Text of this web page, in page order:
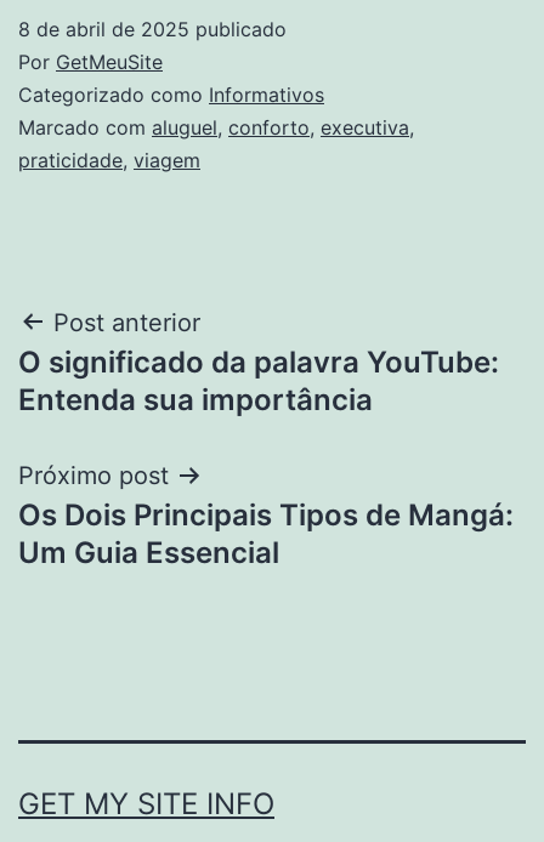
8 de abril de 2025 publicado
Por GetMeuSite
Categorizado como Informativos
Marcado com aluguel, conforto, executiva,
praticidade, viagem
Navegação
de
Post anterior
O significado da palavra YouTube:
Entenda sua importância
Próximo post
Os Dois Principais Tipos de Mangá:
Um Guia Essencial
GET MY SITE INFO